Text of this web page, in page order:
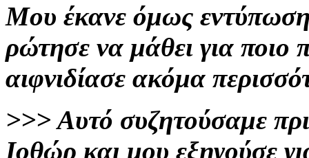
Μου έκανε όμως
ρώτησε να μάθει για ποιο
αιφνιδίασε ακόμα
>>> Αυτό συζητούσαμε
Ιοθώρ και μου εξηγούσε